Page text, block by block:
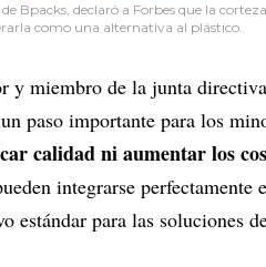
Bpacks, declaró a Forbes que la
como una alternativa al plástico.
y miembro de la junta
paso importante para los
calidad ni aumentar los
integrarse perfectamente
estándar para las soluciones